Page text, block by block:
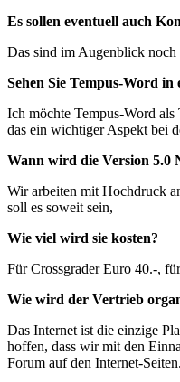
Es sollen eventuell auch
Das sind im Augenblick noch
Sehen Sie Tempus-Word
Ich möchte Tempus-Word
das ein wichtiger Aspekt bei
Wann wird die Version 5.0
Wir arbeiten mit Hochdruck
soll es soweit sein,
Wie viel wird sie kosten?
Für Crossgrader Euro 40.-,
Wie wird der Vertrieb
Das Internet ist die einzige
hoffen, dass wir mit den
Forum auf den Internet-